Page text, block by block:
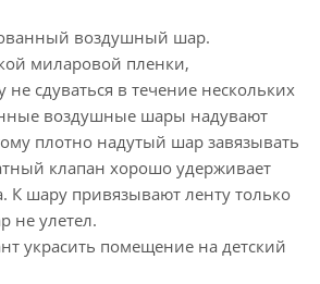
воздушный шар.
миларовой пленки,
сдуваться в течение нескольких
воздушные шары надувают
плотно надутый шар завязывать
клапан хорошо удерживает
К шару привязывают ленту только
не улетел.
украсить помещение на детский